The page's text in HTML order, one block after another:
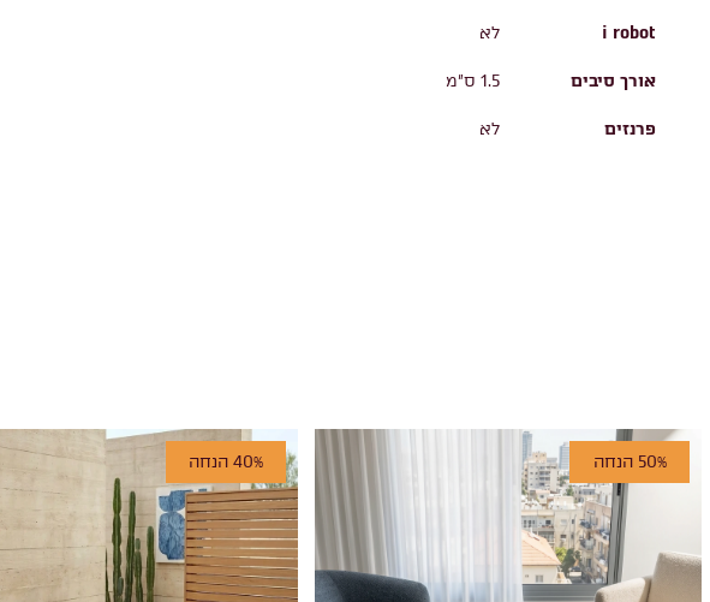
i robot לא
אורך סיבים 1.5 ס"מ
פרנזים לא
50% הנחה 40% הנחה